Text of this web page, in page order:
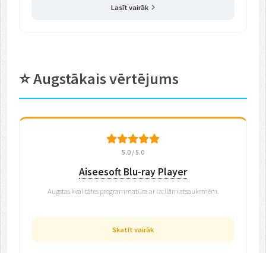
Lasīt vairāk
⭐ Augstākais vērtējums
5.0 / 5.0
Aiseesoft Blu-ray Player
Augstas kvalitātes programmatūra ar izcilām atsauksmēm.
Skatīt vairāk